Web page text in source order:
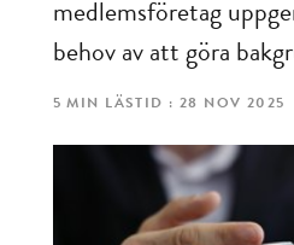
medlemsföretag
behov av att göra
5 MIN LÄSTID : 28 NOV 2025